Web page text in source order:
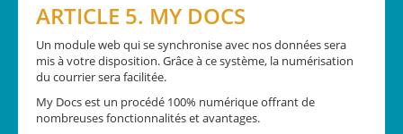
ARTICLE 5. MY DOCS
Un module web qui se synchronise avec nos données sera
mis à votre disposition. Grâce à ce système, la numérisation
du courrier sera facilitée.
My Docs est un procédé 100% numérique offrant de
nombreuses fonctionnalités et avantages.